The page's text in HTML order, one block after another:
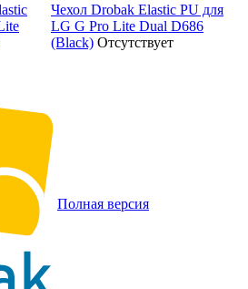
Чехол Drobak Elastic PU для
LG G Pro Lite Dual D686
(Black) Отсутствует
Полная версия